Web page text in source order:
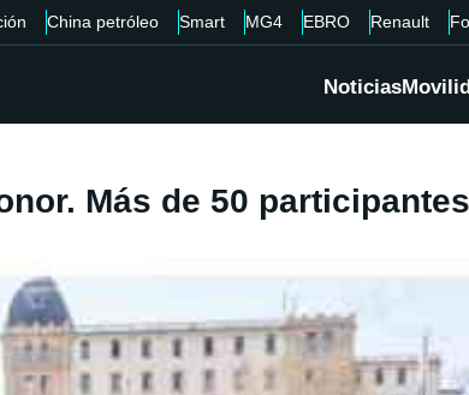
China petróleo Smart MG4 EBRO Renault
Noticias
Más de 50